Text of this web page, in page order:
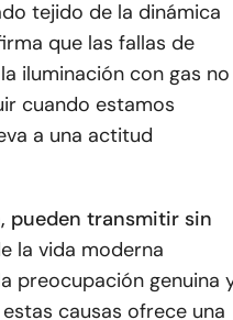
tejido de la dinámica
que las fallas de
iluminación con gas no
cuando estamos
a una actitud
pueden transmitir sin
la vida moderna
preocupación genuina
causas ofrece una